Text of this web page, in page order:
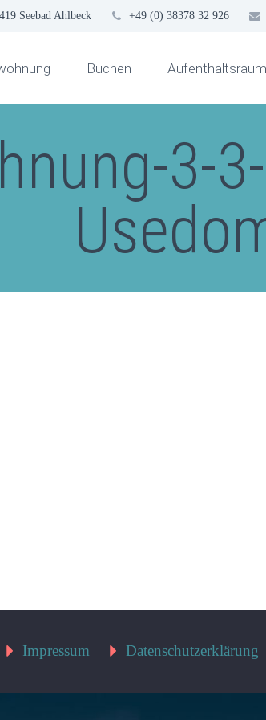
Seebad Ahlbeck +49 (0) 38378 32 926
Buchen Aufenthaltsraum
3-
Impressum Datenschutzerklärung